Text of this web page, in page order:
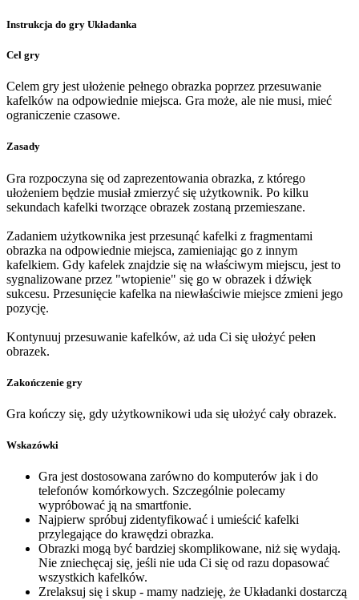
Instrukcja do gry Układanka
Cel gry
Celem gry jest ułożenie pełnego obrazka poprzez przesuwanie
kafelków na odpowiednie miejsca. Gra może, ale nie musi, mieć
ograniczenie czasowe.
Zasady
Gra rozpoczyna się od zaprezentowania obrazka, z którego
ułożeniem będzie musiał zmierzyć się użytkownik. Po kilku
sekundach kafelki tworzące obrazek zostaną przemieszane.
Zadaniem użytkownika jest przesunąć kafelki z fragmentami
obrazka na odpowiednie miejsca, zamieniając go z innym
kafelkiem. Gdy kafelek znajdzie się na właściwym miejscu, jest to
sygnalizowane przez "wtopienie" się go w obrazek i dźwięk
sukcesu. Przesunięcie kafelka na niewłaściwie miejsce zmieni jego
pozycję.
Kontynuuj przesuwanie kafelków, aż uda Ci się ułożyć pełen
obrazek.
Zakończenie gry
Gra kończy się, gdy użytkownikowi uda się ułożyć cały obrazek.
Wskazówki
Gra jest dostosowana zarówno do komputerów jak i do
telefonów komórkowych. Szczególnie polecamy
wypróbować ją na smartfonie.
Najpierw spróbuj zidentyfikować i umieścić kafelki
przylegające do krawędzi obrazka.
Obrazki mogą być bardziej skomplikowane, niż się wydają.
Nie zniechęcaj się, jeśli nie uda Ci się od razu dopasować
wszystkich kafelków.
Zrelaksuj się i skup - mamy nadzieję, że Układanki dostarczą